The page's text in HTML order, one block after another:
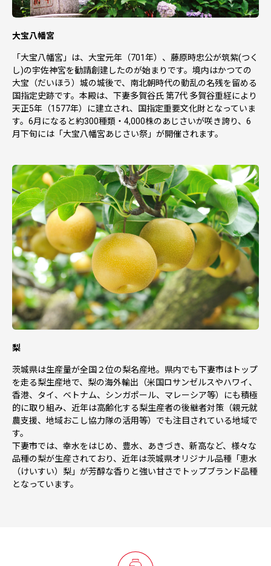
大宝八幡宮
「大宝八幡宮」は、大宝元年（701年）、藤原時忠公が筑紫(つく
し)の宇佐神宮を勧請創建したのが始まりです。境内はかつての
大宝（だいほう）城の城後で、南北朝時代の動乱の名残を留める
国指定史跡です。本殿は、下妻多賀谷氏 第7代 多賀谷重経により
天正5年（1577年）に建立され、国指定重要文化財となっていま
す。6月になると約300種類・4,000株のあじさいが咲き誇り、6
月下旬には「大宝八幡宮あじさい祭」が開催されます。
梨
茨城県は生産量が全国２位の梨名産地。県内でも下妻市はトップ
を走る梨生産地で、梨の海外輸出（米国ロサンゼルスやハワイ、
香港、タイ、ベトナム、シンガポール、マレーシア等）にも積極
的に取り組み、近年は高齢化する梨生産者の後継者対策（親元就
農支援、地域おこし協力隊の活用等）でも注目されている地域で
す。
下妻市では、幸水をはじめ、豊水、あきづき、新高など、様々な
品種の梨が生産されており、近年は茨城県オリジナル品種「恵水
（けいすい）梨」が芳醇な香りと強い甘さでトップブランド品種
となっています。